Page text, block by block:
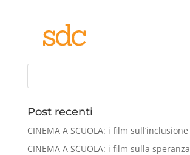
Post recenti
CINEMA A SCUOLA: i film sull’inclusione
CINEMA A SCUOLA: i film sulla speranza